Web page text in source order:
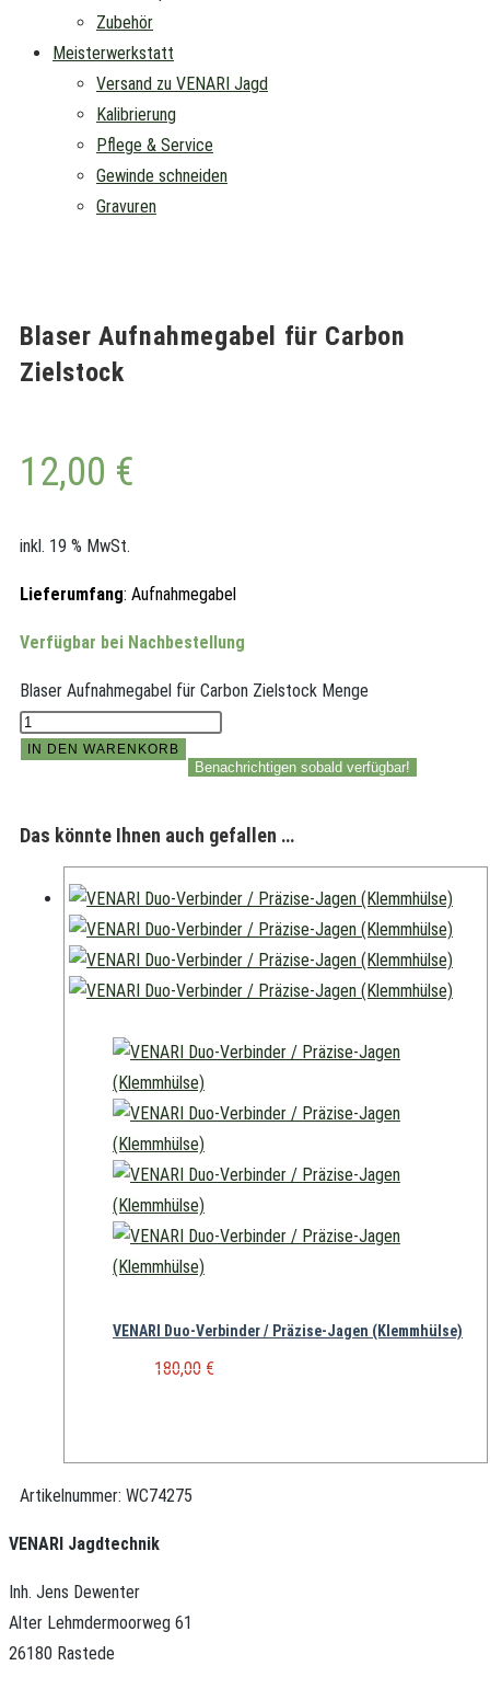
Zubehör
Meisterwerkstatt
Versand zu VENARI Jagd
Kalibrierung
Pflege & Service
Gewinde schneiden
Gravuren
Blaser Aufnahmegabel für Carbon
Zielstock
12,00 €
inkl. 19 % MwSt.
Lieferumfang: Aufnahmegabel
Verfügbar bei Nachbestellung
Blaser Aufnahmegabel für Carbon Zielstock Menge
IN DEN WARENKORB
Benachrichtigen sobald verfügbar!
Das könnte Ihnen auch gefallen …
VENARI Duo-Verbinder / Präzise-Jagen (Klemmhülse)
180,00 €
Artikelnummer: WC74275
VENARI Jagdtechnik
Inh. Jens Dewenter
Alter Lehmdermoorweg 61
26180 Rastede